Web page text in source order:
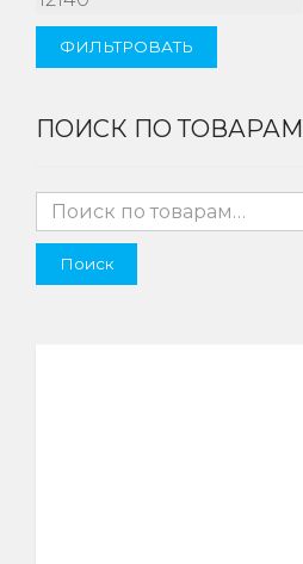
ФИЛЬТРОВАТЬ
ПОИСК ПО ТОВАРАМ
Поиск